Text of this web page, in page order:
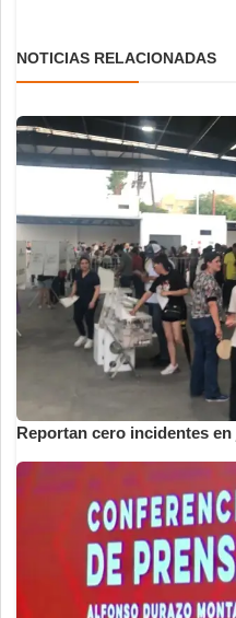
NOTICIAS RELACIONADAS
Reportan cero incidentes